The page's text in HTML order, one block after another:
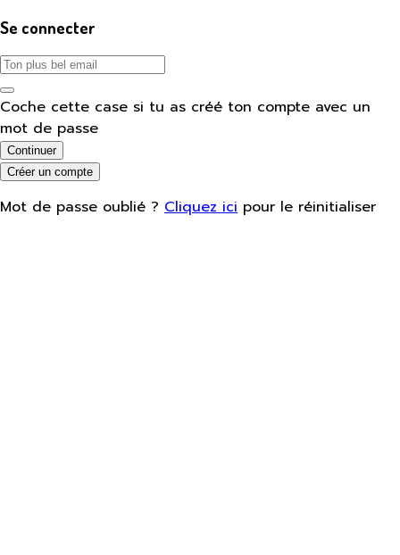
Se connecter
Coche cette case si tu as créé ton compte avec un
mot de passe
Continuer
Créer un compte
Mot de passe oublié ? Cliquez ici pour le réinitialiser